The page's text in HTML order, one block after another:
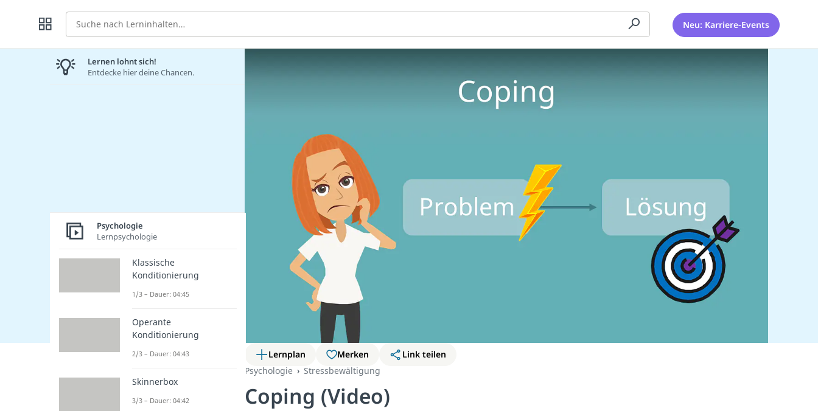
Suche Neu: Karriere-Events
Lernplan Merken
Link teilen
Psychologie
Stressbewältigung
Coping (Video)
Lernen lohnt sich!
Entdecke hier deine Chancen.
Psychologie
Lernpsychologie
Klassische
Konditionierung
1/3 – Dauer: 04:45
Operante
Konditionierung
2/3 – Dauer: 04:43
Skinnerbox
3/3 – Dauer: 04:42